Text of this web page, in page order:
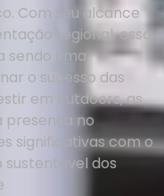
Com seu alcance
regional, essa
sendo uma
o sucesso das
em outdoors, as
no
significativas com o
dos